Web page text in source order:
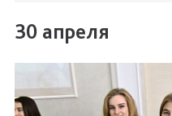
30 апреля